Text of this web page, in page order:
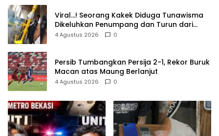
Viral…! Seorang Kakek Diduga Tunawisma
Dikeluhkan Penumpang dan Turun dari
TransJakarta Karena Bau Badan
4 Agustus 2026 0
Persib Tumbangkan Persija 2-1, Rekor Buruk
Macan atas Maung Berlanjut
4 Agustus 2026 0